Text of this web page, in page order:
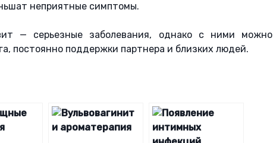
неприятные симптомы.
— серьезные заболевания, однако с ними можно
постоянно поддержки партнера и близких людей.